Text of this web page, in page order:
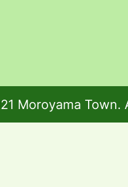
Moroyama Town.